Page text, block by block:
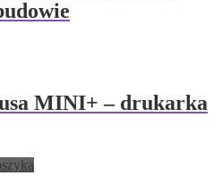
MINI+ – drukarka